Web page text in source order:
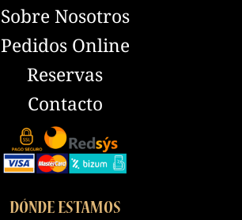
Sobre Nosotros
Pedidos Online
Reservas
Contacto
DÓNDE ESTAMOS